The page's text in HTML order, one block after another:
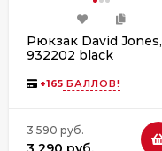
Рюкзак David Jones,
932202 black
+165 БАЛЛОВ!
3 590 руб.